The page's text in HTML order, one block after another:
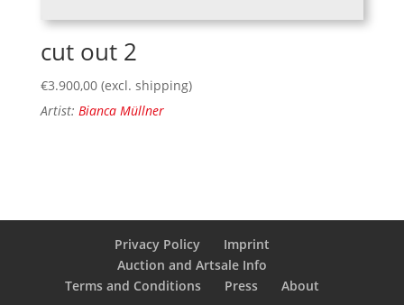
cut out 2
€3.900,00 (excl. shipping)
Artist: Bianca Müllner
Privacy Policy
Imprint
Auction and Artsale Info
Terms and Conditions
Press About